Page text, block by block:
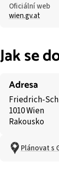
Oficiální web
wien.gv.at
Jak se
Adresa
Friedrich-
1010 Wien
Rakousko
Plánovat s